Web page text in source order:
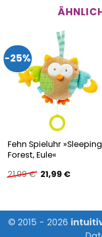
-25%
Fehn Spieluhr »Sleeping
Forest, Eule«
21,99€ Ursprünglicher
Preis
21,99 €Aktueller
© 2015 - 2026